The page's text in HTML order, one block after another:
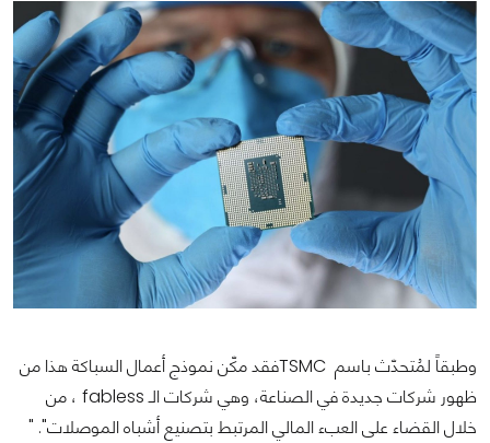
وطبقاً لمُتحدّث باسم TSMCفقد مكّن نموذج أعمال السباكة هذا من
ظهور شركات جديدة في الصناعة، وهي شركات الـ fabless ، من
خلال القضاء على العبء المالي المرتبط بتصنيع أشباه الموصلات". "